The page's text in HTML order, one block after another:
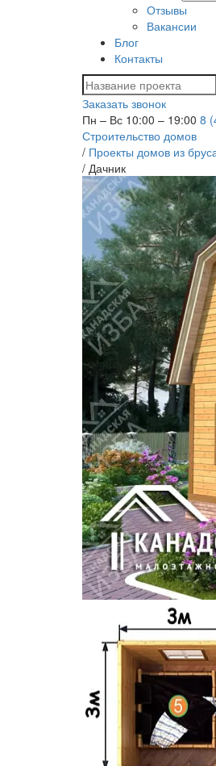
Отзывы
Вакансии
Блог
Контакты
Заказать звонок
Пн – Вс 10:00 – 19:00 8
Строительство домов
/ Проекты домов из
/ Дачник